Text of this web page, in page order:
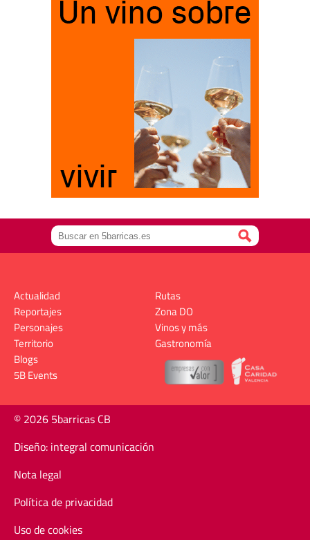
Actualidad
Reportajes
Personajes
Territorio
Rutas
Zona DO
Vinos y más
Gastronomía
Blogs
5B Events
© 2026 5barricas CB
Diseño: integral comunicación
Nota legal
Política de privacidad
Uso de cookies